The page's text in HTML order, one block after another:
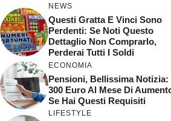
NEWS
Questi Gratta E Vinci Sono
Perdenti: Se Noti Questo
Dettaglio Non Comprarlo,
Perderai Tutti I Soldi
ECONOMIA
Pensioni, Bellissima Notizia:
300 Euro Al Mese Di
Se Hai Questi Requisiti
LIFESTYLE